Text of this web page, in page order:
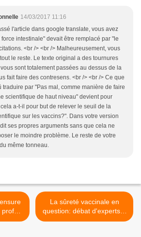
14/03/2017 11:16
l'article dans google translate, vous avez
intestinale" devait être remplacé par "le
<br /> <br /> Malheureusement, vous
le reste. Le texte original a des tournures
sont totalement passées au dessus de la
fait faire des contresens. <br /> <br /> Ce que
traduire par "Pas mal, comme manière de faire
scientifique de haut niveau" devient pour
a-t-il pour but de relever le seuil de la
sur les vaccins?". Dans votre version
ses propres arguments sans que cela ne
le moindre problème. Le reste de votre
même tonneau.
La sûreté vaccinale en
question: débat d'experts à
Bruxelles >